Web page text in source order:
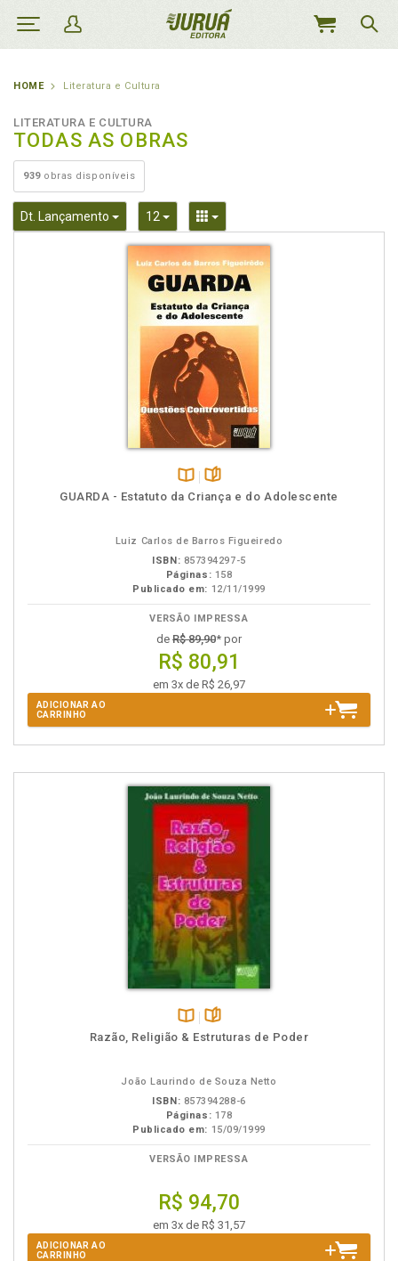
MEU
HOME Literatura e Cultura
LITERATURA E CULTURA
TODAS AS OBRAS
939obras disponíveis
Dt. Lançamento Toggle Dropdown
12 Toggle DropdownToggle Dropdown
Disponível
páginas
GUARDA - Estatuto da Criança e do Adolescente
Luiz Carlos de Barros Figueiredo
ISBN: 857394297-5
Páginas: 158
Publicado em: 12/11/1999
VERSÃO IMPRESSA
de R$ 89,90* por
R$ 80,91
em 3x de R$ 26,97
ADICIONAR AO
CARRINHO
Disponível
páginas
Razão, Religião & Estruturas de Poder
João Laurindo de Souza Netto
ISBN: 857394288-6
Páginas: 178
Publicado em: 15/09/1999
VERSÃO IMPRESSA
R$ 94,70
em 3x de R$ 31,57
ADICIONAR AO
CARRINHO